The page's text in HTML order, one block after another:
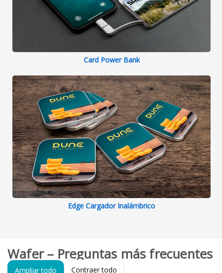
Card Power Bank
Edge Cargador Inalámbrico
Wafer – Preguntas más frecuentes
Ampliar todo Contraer todo